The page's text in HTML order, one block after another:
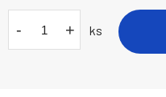
- + ks